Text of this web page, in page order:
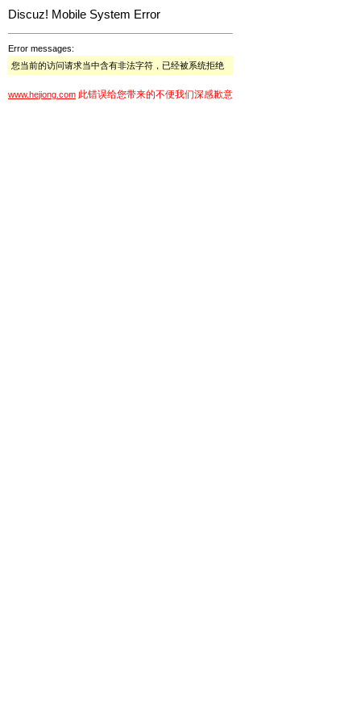
Discuz! Mobile System Error
Error messages:
您当前的访问请求当中含有非法字符，已经被系统拒绝
www.hejiong.com 此错误给您带来的不便我们深感歉意